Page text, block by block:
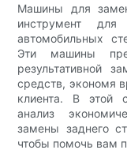
Машины для
инструмент
автомобильных
Эти машины
результативной
средств, экономя
клиента. В этой
анализ
замены заднего
чтобы помочь вам